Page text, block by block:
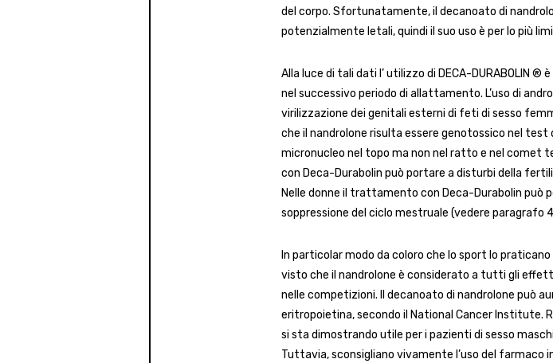
del corpo. Sfortunatamente, il decanoato di
potenzialmente letali, quindi il suo uso è per lo più
Alla luce di tali dati l’ utilizzo di DECA-DURABOLIN
nel successivo periodo di allattamento. L’uso di
virilizzazione dei genitali esterni di feti di sesso
che il nandrolone risulta essere genotossico nel test
micronucleo nel topo ma non nel ratto e nel
con Deca-Durabolin può portare a disturbi della
Nelle donne il trattamento con Deca-Durabolin può
soppressione del ciclo mestruale (vedere paragrafo
In particolar modo da coloro che lo sport lo
visto che il nandrolone è considerato a tutti gli
nelle competizioni. Il decanoato di nandrolone può
eritropoietina, secondo il National Cancer Institute.
si sta dimostrando utile per i pazienti di sesso
Tuttavia, sconsigliano vivamente l’uso del farmaco